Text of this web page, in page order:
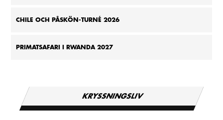
CHILE OCH PÅSKÖN-TURNÉ 2026
PRIMATSAFARI I RWANDA 2027
KRYSSNINGSLIV